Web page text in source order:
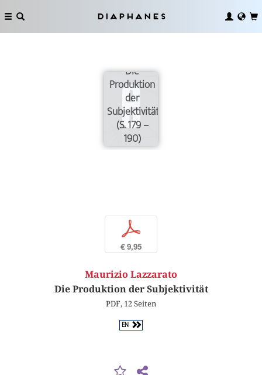
Diaphanes
Die
Produktion
der
Subjektivität
(S. 179 –
190)
p
€ 9,95
Maurizio Lazzarato
Die Produktion der Subjektivität
PDF, 12 Seiten
EN